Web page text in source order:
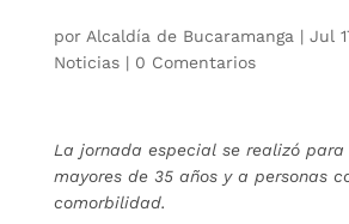
por Alcaldía de Bucaramanga | Jul
Noticias| 0 Comentarios
La jornada especial se realizó para
mayores de 35 años y a personas
comorbilidad.